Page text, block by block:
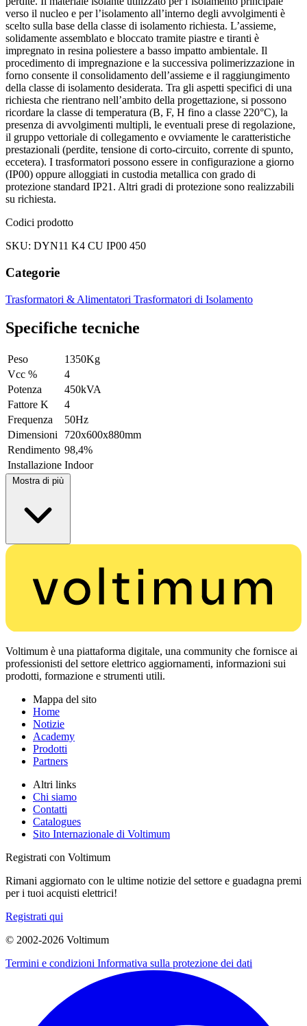
verso il nucleo e per l’isolamento all’interno degli avvolgimenti è
scelto sulla base della classe di isolamento richiesta. L’assieme,
solidamente assemblato e bloccato tramite piastre e tiranti è
impregnato in resina poliestere a basso impatto ambientale. Il
procedimento di impregnazione e la successiva polimerizzazione in
forno consente il consolidamento dell’assieme e il raggiungimento
della classe di isolamento desiderata. Tra gli aspetti specifici di una
richiesta che rientrano nell’ambito della progettazione, si possono
ricordare la classe di temperatura (B, F, H fino a classe 220°C), la
presenza di avvolgimenti multipli, le eventuali prese di regolazione,
il gruppo vettoriale di collegamento e ovviamente le caratteristiche
prestazionali (perdite, tensione di corto-circuito, corrente di spunto,
eccetera). I trasformatori possono essere in configurazione a giorno
(IP00) oppure alloggiati in custodia metallica con grado di
protezione standard IP21. Altri gradi di protezione sono realizzabili
su richiesta.
Codici prodotto
SKU: DYN11 K4 CU IP00 450
Categorie
Trasformatori & Alimentatori Trasformatori di Isolamento
Specifiche tecniche
Peso
1350Kg
Vcc %
4
Potenza
450kVA
Fattore K
4
Frequenza
50Hz
Dimensioni
720x600x880mm
Rendimento 98,4%
Installazione Indoor
Mostra di più
Voltimum è una piattaforma digitale, una community che fornisce ai
professionisti del settore elettrico aggiornamenti, informazioni sui
prodotti, formazione e strumenti utili.
Mappa del sito
Home
Notizie
Academy
Prodotti
Partners
Altri links
Chi siamo
Contatti
Catalogues
Sito Internazionale di Voltimum
Registrati con Voltimum
Rimani aggiornato con le ultime notizie del settore e guadagna premi
per i tuoi acquisti elettrici!
Registrati qui
© 2002-2026 Voltimum
Termini e condizioni Informativa sulla protezione dei dati